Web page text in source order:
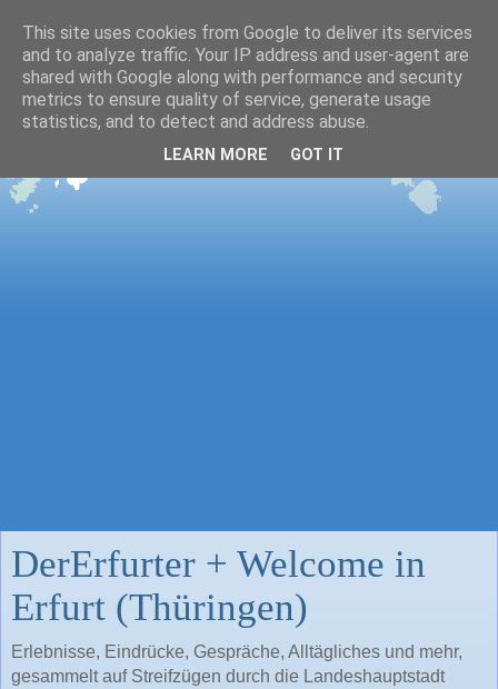
DerErfurter + Welcome in
Erfurt (Thüringen)
Erlebnisse, Eindrücke, Gespräche, Alltägliches und mehr,
gesammelt auf Streifzügen durch die Landeshauptstadt
This site uses cookies from Google to deliver its services
and to analyze traffic. Your IP address and user-agent are
shared with Google along with performance and security
metrics to ensure quality of service, generate usage
statistics, and to detect and address abuse.
LEARN MORE GOT IT